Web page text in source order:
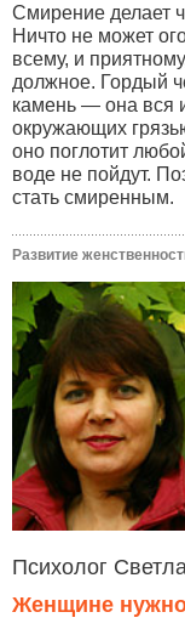
Смирение делает
Ничто не может
всему, и
должное. Гордый
камень — она вся
окружающих
оно поглотит
воде не пойдут.
стать смиренным.
Развитие
Психолог
Женщине